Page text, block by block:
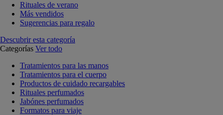
Rituales de verano
Más vendidos
Sugerencias para regalo
Descubrir esta categoría
Categorías Ver todo
Tratamientos para las manos
Tratamientos para el cuerpo
Productos de cuidado recargables
Rituales perfumados
Jabónes perfumados
Formatos para viaje